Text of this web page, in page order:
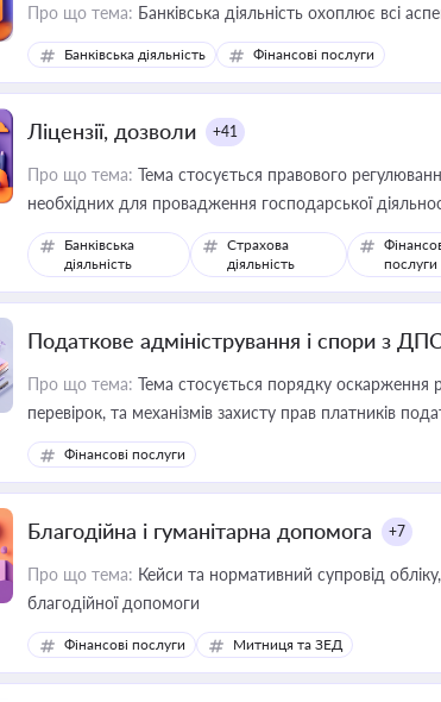
Про що тема: Банківська діяльність охоплює всі
Банківська діяльність Фінансові послуги
Ліцензії, дозволи +41
Про що тема: Тема стосується правового
необхідних для провадження господарської
Банківська
діяльність
Страхова
діяльність
послуги
Податкове адміністрування і спори з
Про що тема: Тема стосується порядку оскарження
перевірок, та механізмів захисту прав платників
Фінансові послуги
Благодійна і гуманітарна допомога +7
Про що тема: Кейси та нормативний супровід
благодійної допомоги
Фінансові послуги Митниця та ЗЕД